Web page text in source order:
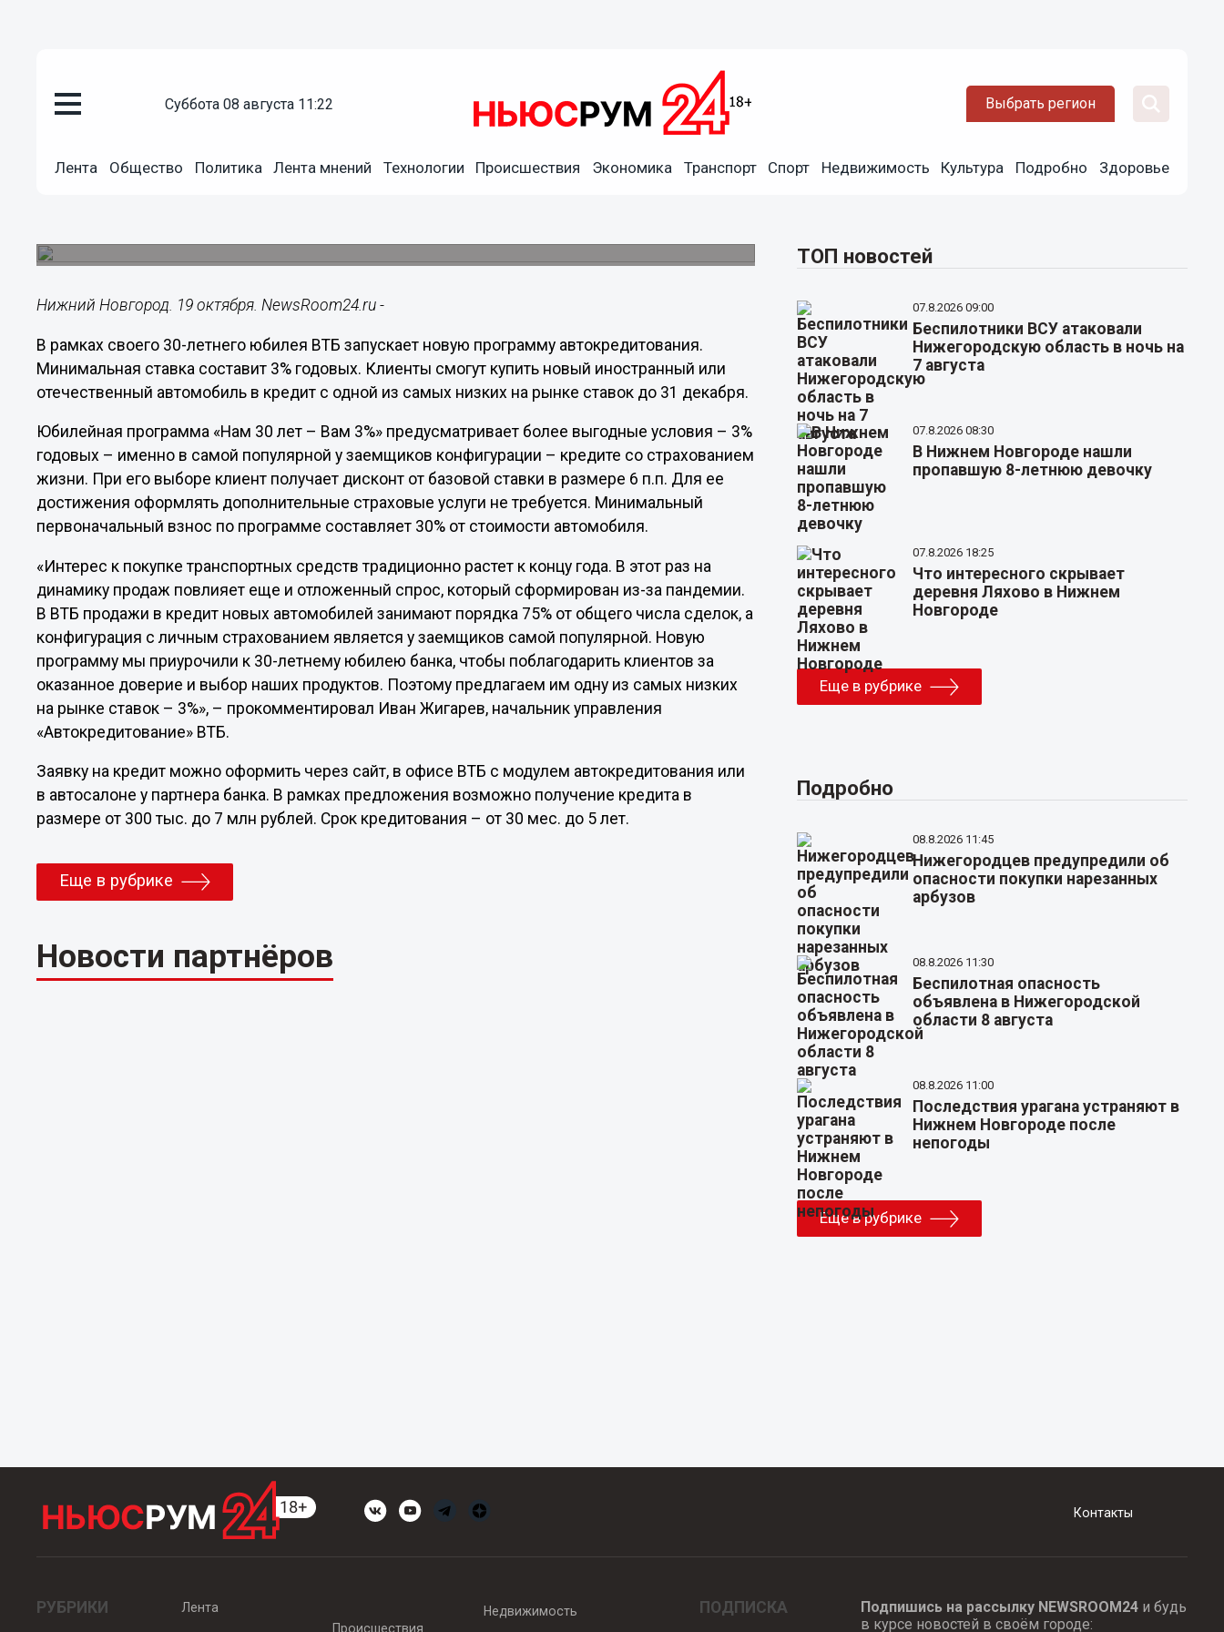
суббота 08 августа 11:22 Выбрать регион
Лента Общество Политика Лента мнений Технологии Происшествия Экономика Транспорт Спорт Недвижимость Культура Подробно Здоровье
ВТБ запустил новую программу автокредитования со
Нижний Новгород. 19 октября. NewsRoom24.ru -
В рамках своего 30-летнего юбилея ВТБ запускает новую программу автокредитования.
Минимальная ставка составит 3% годовых. Клиенты смогут купить новый иностранный или
отечественный автомобиль в кредит с одной из самых низких на рынке ставок до 31 декабря.
Юбилейная программа «Нам 30 лет – Вам 3%» предусматривает более выгодные условия – 3%
годовых – именно в самой популярной у заемщиков конфигурации – кредите со страхованием
жизни. При его выборе клиент получает дисконт от базовой ставки в размере 6 п.п. Для ее
достижения оформлять дополнительные страховые услуги не требуется. Минимальный
первоначальный взнос по программе составляет 30% от стоимости автомобиля.
«Интерес к покупке транспортных средств традиционно растет к концу года. В этот раз на
динамику продаж повлияет еще и отложенный спрос, который сформирован из-за пандемии.
В ВТБ продажи в кредит новых автомобилей занимают порядка 75% от общего числа сделок, а
конфигурация с личным страхованием является у заемщиков самой популярной. Новую
программу мы приурочили к 30-летнему юбилею банка, чтобы поблагодарить клиентов за
оказанное доверие и выбор наших продуктов. Поэтому предлагаем им одну из самых низких
на рынке ставок – 3%», – прокомментировал Иван Жигарев, начальник управления
«Автокредитование» ВТБ.
Заявку на кредит можно оформить через сайт, в офисе ВТБ с модулем автокредитования или
в автосалоне у партнера банка. В рамках предложения возможно получение кредита в
размере от 300 тыс. до 7 млн рублей. Срок кредитования – от 30 мес. до 5 лет.
Еще в рубрике
Новости партнёров
ТОП новостей
07.8.2026 09:00
Беспилотники ВСУ атаковали
Нижегородскую область в ночь на
7 августа
07.8.2026 08:30
В Нижнем Новгороде нашли
пропавшую 8-летнюю девочку
07.8.2026 18:25
Что интересного скрывает
деревня Ляхово в Нижнем
Новгороде
Еще в рубрике
Подробно
08.8.2026 11:45
Нижегородцев предупредили об
опасности покупки нарезанных
арбузов
08.8.2026 11:30
Беспилотная опасность
объявлена в Нижегородской
области 8 августа
08.8.2026 11:00
Последствия урагана устраняют в
Нижнем Новгороде после
непогоды
Еще в рубрике
Контакты
РУБРИКИ
Лента
Происшествия
Недвижимость ПОДПИСКА Подпишись на рассылку NEWSROOM24и будь
в курсе новостей в своём городе: